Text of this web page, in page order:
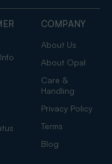
COMPANY
About Us
About Opal
Care &
Handling
Privacy Policy
Terms
Blog